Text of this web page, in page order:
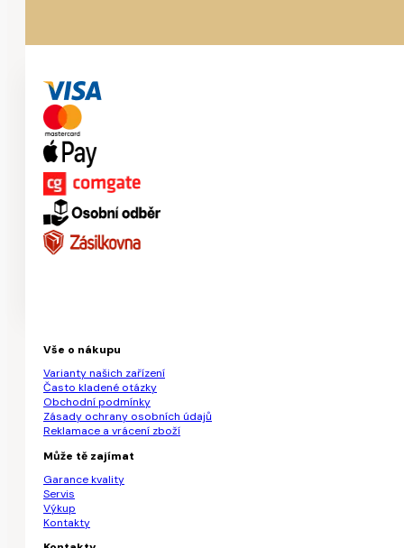
Vše o nákupu
Varianty našich zařízení
Často kladené otázky
Obchodní podmínky
Zásady ochrany osobních údajů
Reklamace a vrácení zboží
Může tě zajímat
Garance kvality
Servis
Výkup
Kontakty